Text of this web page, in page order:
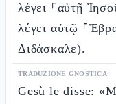
λέγει ⸀αὐτῇ
λέγει αὐτῷ
Διδάσκαλε).
TRADUZIONE GNOSTICA
Gesù le disse: